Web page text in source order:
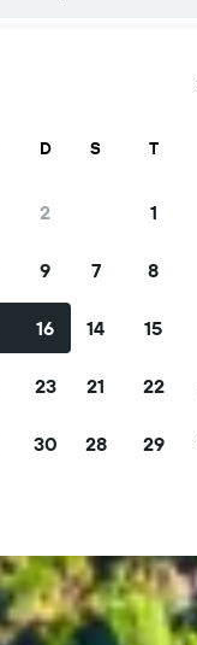
D
2
9
16
23
30
S T
1
7 8
14 15
21 22
28 29